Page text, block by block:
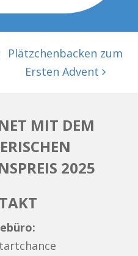
Plätzchenbacken zum
Ersten Advent
MIT DEM
2025